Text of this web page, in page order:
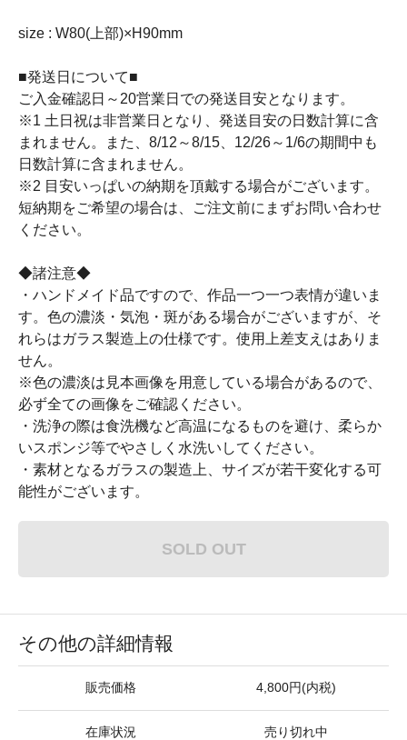
size : W80(上部)×H90mm
■発送日について■
ご入金確認日～20営業日での発送目安となります。
※1 土日祝は非営業日となり、発送目安の日数計算に含
まれません。また、8/12～8/15、12/26～1/6の期間中も
日数計算に含まれません。
※2 目安いっぱいの納期を頂戴する場合がございます。
短納期をご希望の場合は、ご注文前にまずお問い合わせ
ください。
◆諸注意◆
・ハンドメイド品ですので、作品一つ一つ表情が違いま
す。色の濃淡・気泡・斑がある場合がございますが、そ
れらはガラス製造上の仕様です。使用上差支えはありま
せん。
※色の濃淡は見本画像を用意している場合があるので、
必ず全ての画像をご確認ください。
・洗浄の際は食洗機など高温になるものを避け、柔らか
いスポンジ等でやさしく水洗いしてください。
・素材となるガラスの製造上、サイズが若干変化する可
能性がございます。
SOLD OUT
その他の詳細情報
販売価格 4,800円(内税)
在庫状況 売り切れ中